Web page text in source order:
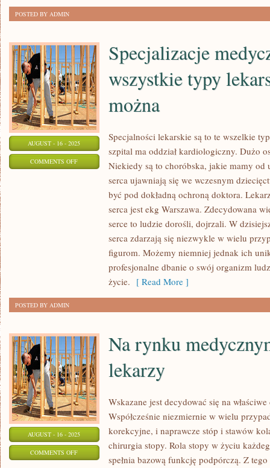
POSTED BY ADMIN
AUGUST - 16 - 2025
COMMENTS OFFON
MEDYCZNE
WSZYSTKIE
LEKARSKIE
JAKIE
MOŻNA
Specjalizacje
wszystkie typy
można
Specjalności lekarskie są to te wszelkie
szpital ma oddział kardiologiczny. Dużo
Niekiedy są to choróbska, jakie mamy od
serca ujawniają się we wczesnym
być pod dokładną ochroną doktora.
serca jest ekg Warszawa. Zdecydowana
serce to ludzie dorośli, dojrzali. W
serca zdarzają się niezwykle w wielu
figurom. Możemy niemniej jednak ich
profesjonalne dbanie o swój organizm
życie. [ Read More ]
POSTED BY ADMIN
AUGUST - 16 - 2025
COMMENTS OFFON
Na rynku
lekarzy
Wskazane jest decydować się na
Współcześnie niezmiernie w wielu
korekcyjne, i naprawcze stóp i stawów
chirurgia stopy. Rola stopy w życiu
spełnia bazową funkcję podpórczą. Z